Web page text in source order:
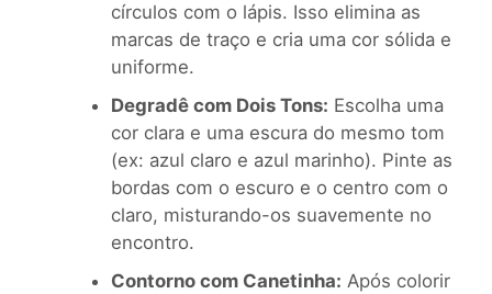
círculos com o lápis. Isso elimina as
marcas de traço e cria uma cor sólida e
uniforme.
Degradê com Dois Tons: Escolha uma
cor clara e uma escura do mesmo tom
(ex: azul claro e azul marinho). Pinte as
bordas com o escuro e o centro com o
claro, misturando-os suavemente no
encontro.
Contorno com Canetinha: Após colorir